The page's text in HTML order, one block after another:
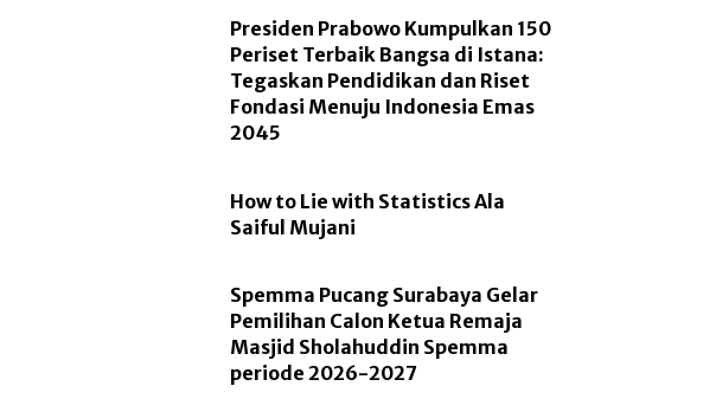
Presiden Prabowo Kumpulkan 150
Periset Terbaik Bangsa di Istana:
Tegaskan Pendidikan dan Riset
Fondasi Menuju Indonesia Emas
2045
How to Lie with Statistics Ala
Saiful Mujani
Spemma Pucang Surabaya Gelar
Pemilihan Calon Ketua Remaja
Masjid Sholahuddin Spemma
periode 2026-2027